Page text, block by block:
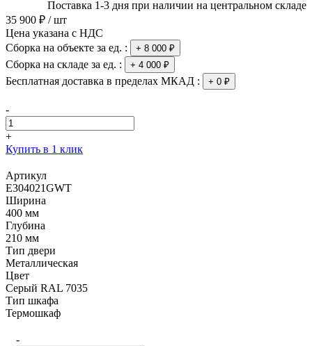
Поставка 1-3 дня при наличии на центральном складе
35 900 ₽ / шт
Цена указана с НДС
Сборка на объекте за ед. :
+ 8 000 ₽
Сборка на складе за ед. : + 4 000 ₽
Бесплатная доставка в пределах МКАД : + 0 ₽
-
+
Купить в 1 клик
Артикул
E304021GWT
Ширина
400 мм
Глубина
210 мм
Тип двери
Металлическая
Цвет
Серый RAL 7035
Тип шкафа
Термошкаф
-